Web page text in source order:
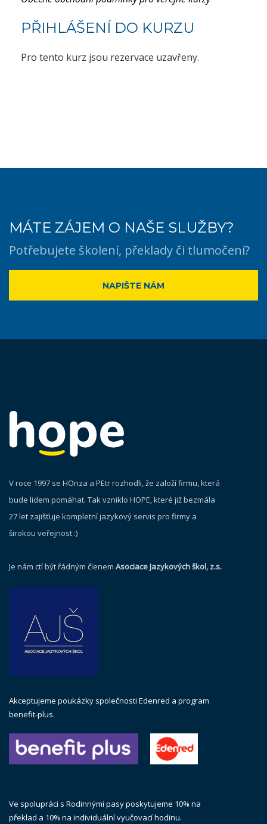
PŘIHLÁŠENÍ DO KURZU
Pro tento kurz jsou rezervace uzavřeny.
MÁTE ZÁJEM O NAŠE SLUŽBY?
Potřebujete školení, překlady či tlumočení?
NAPIŠTE NÁM
V roce 1997 se HOnza a PEtr rozhodli, že založí firmu, která
bude lidem pomáhat. Tak vzniklo HOPE, které již bezmála
27 let zajišťuje kompletní jazykový servis pro firmy a
širokou veřejnost :)
Je nám ctí být řádným členem Asociace Jazykových škol, z.s.
Akceptujeme poukázky společnosti Edenred a program
benefit-plus.
Ve spolupráci s Rodinnými pasy poskytujeme 10% na
překlad a 10% na individuální vyučovací hodinu.